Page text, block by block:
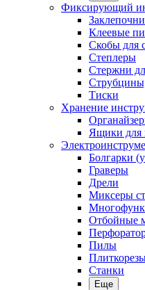
Фиксирующий
Клеевые
Скобы для
Степлеры
Стержни
Тиски
Хранение
Ящики для
Болгарки
Граверы
Дрели
Миксеры
Отбойные
Пилы
Станки
Еще